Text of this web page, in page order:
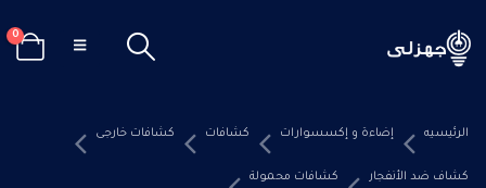
0
الرئيسيه إضاءة و إكسسوارات كشافات كشافات خارجى
كشاف ضد الأنفجار كشافات محمولة